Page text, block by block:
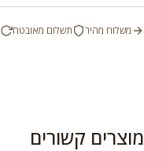
משלוח מהיר תשלום מאובטח
מוצרים קשורים